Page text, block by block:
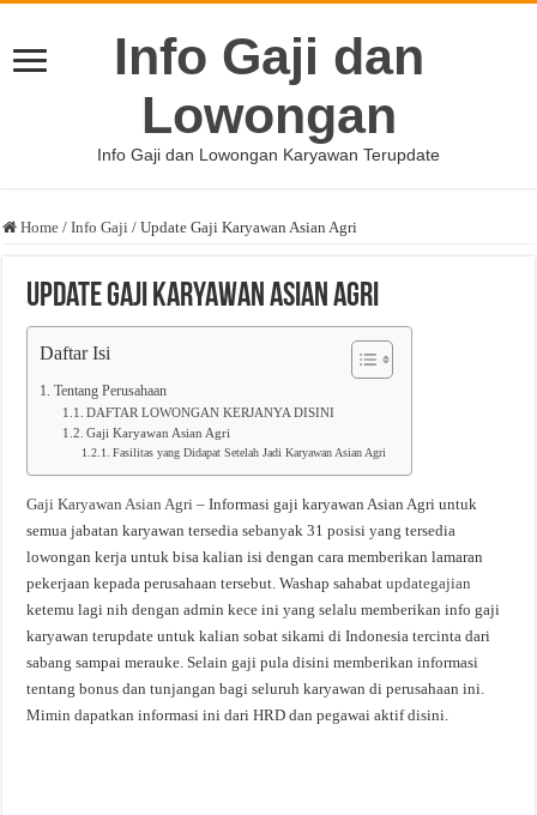
Info Gaji dan
Lowongan
Info Gaji dan Lowongan Karyawan Terupdate
Home / Info Gaji / Update Gaji Karyawan Asian Agri
Update Gaji Karyawan Asian Agri
Daftar Isi
Tentang Perusahaan
DAFTAR LOWONGAN KERJANYA DISINI
Gaji Karyawan Asian Agri
Fasilitas yang Didapat Setelah Jadi Karyawan Asian Agri
Gaji Karyawan Asian Agri – Informasi gaji karyawan Asian Agri untuk
semua jabatan karyawan tersedia sebanyak 31 posisi yang tersedia
lowongan kerja untuk bisa kalian isi dengan cara memberikan lamaran
pekerjaan kepada perusahaan tersebut. Washap sahabatupdategajian
ketemu lagi nih dengan admin kece ini yang selalu memberikan info gaji
karyawan terupdate untuk kalian sobat sikami di Indonesia tercinta dari
sabang sampai merauke. Selain gaji pula disini memberikan informasi
tentang bonus dan tunjangan bagi seluruh karyawan di perusahaan ini.
Mimin dapatkan informasi ini dari HRD dan pegawai aktif disini.